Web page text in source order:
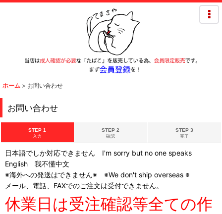
ホーム > お問い合わせ
お問い合わせ
STEP 1
入力
STEP 2
確認
STEP 3
完了
日本語でしか対応できません I'm sorry but no one speaks
English 我不懂中文
※海外への発送はできません※ ※We don't ship overseas ※
メール、電話、FAXでのご注文は受付できません。
休業日は受注確認等全ての作